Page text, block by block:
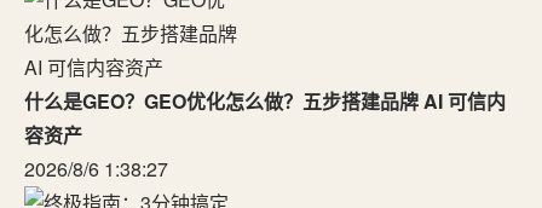
什么是GEO？GEO优化怎么做？五步搭建品牌 AI 可信内
容资产
2026/8/6 1:38:27